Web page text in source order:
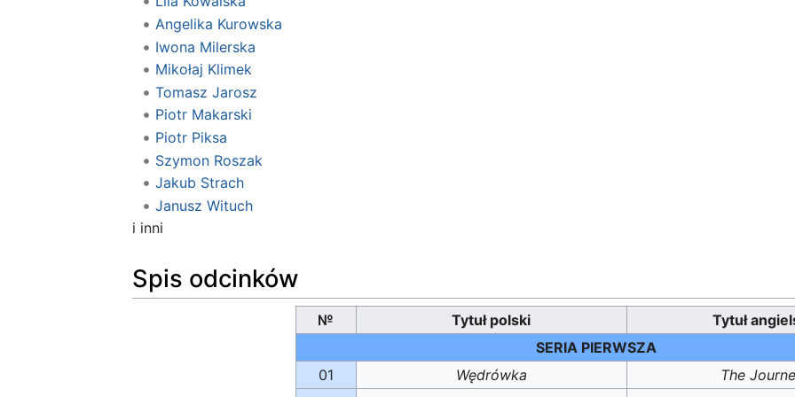
Angelika Kurowska
Iwona Milerska
Mikołaj Klimek
Tomasz Jarosz
Piotr Makarski
Piotr Piksa
Szymon Roszak
Jakub Strach
Janusz Wituch
i inni
Spis odcinków
№ Tytuł polski
Tytuł
SERIA PIERWSZA
01
Wędrówka
The